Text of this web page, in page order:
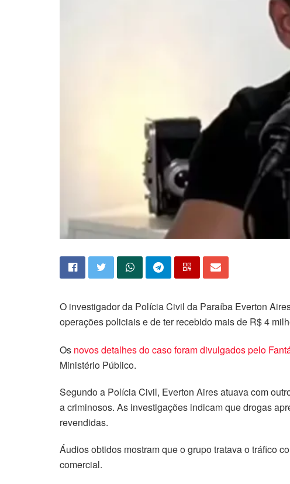
O investigador da Polícia Civil da Paraíba Everton
operações policiais e de ter recebido mais de R$ 4
Os novos detalhes do caso foram divulgados pelo
Ministério Público.
Segundo a Polícia Civil, Everton Aires atuava com
a criminosos. As investigações indicam que drogas
revendidas.
Áudios obtidos mostram que o grupo tratava o tráfico
comercial.